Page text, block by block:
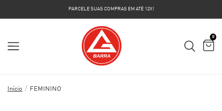
PARCELE SUAS COMPRAS EM ATÉ 12X!
0
Início / FEMININO